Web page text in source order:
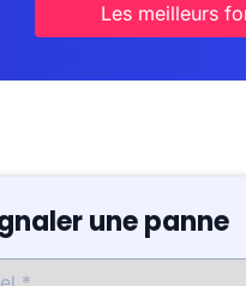
Les meilleurs
une panne